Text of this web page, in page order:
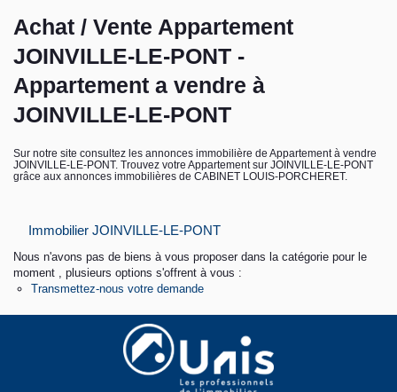
Gestion
Syndic
Nos agences
Espace personnel
Achat / Vente Appartement
JOINVILLE-LE-PONT -
Appartement a vendre à
JOINVILLE-LE-PONT
Sur notre site consultez les annonces immobilière de Appartement à vendre
JOINVILLE-LE-PONT. Trouvez votre Appartement sur JOINVILLE-LE-PONT
grâce aux annonces immobilières de CABINET LOUIS-PORCHERET.
Immobilier JOINVILLE-LE-PONT
Nous n'avons pas de biens à vous proposer dans la catégorie pour le
moment , plusieurs options s'offrent à vous :
Transmettez-nous votre demande